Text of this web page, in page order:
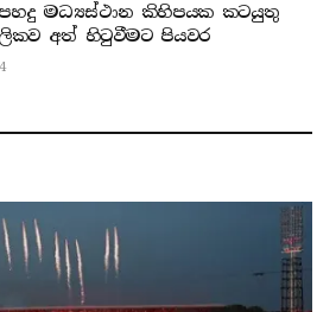
මධ්‍යස්ථාන කිහිපයක කටයුතු
අත් හිටුවීමට පියවර